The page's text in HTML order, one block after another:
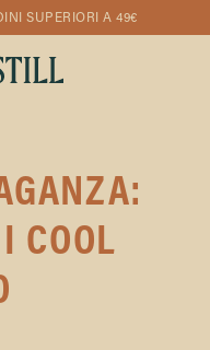
SUPERIORI A 49€
COOL